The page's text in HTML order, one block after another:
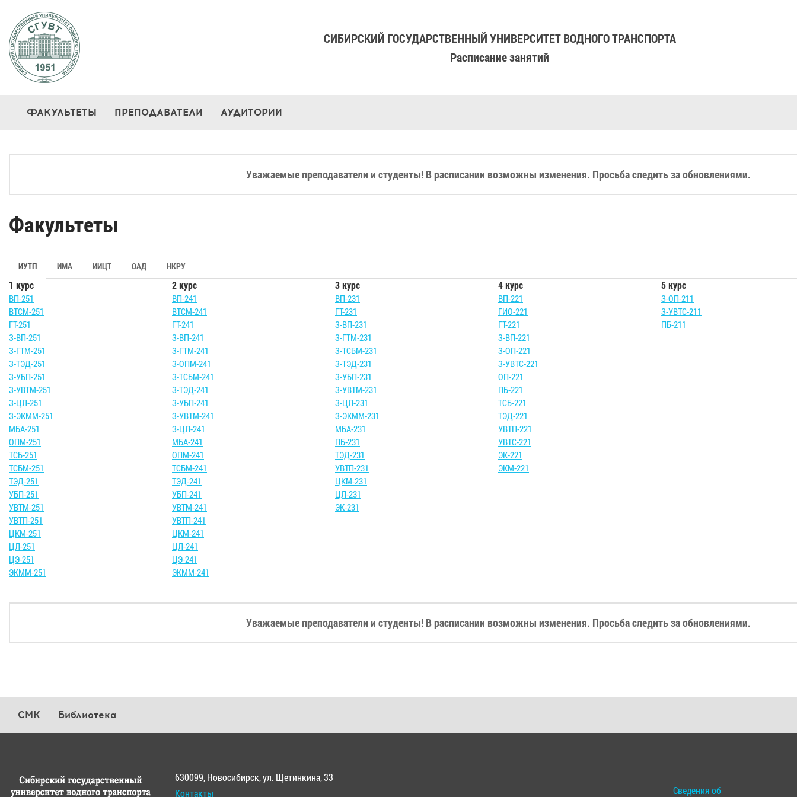
СИБИРСКИЙ ГОСУДАРСТВЕННЫЙ УНИВЕРСИТЕТ ВОДНОГО ТРАНСПОРТА
Расписание занятий
ФАКУЛЬТЕТЫ ПРЕПОДАВАТЕЛИ АУДИТОРИИ
Уважаемые преподаватели и студенты! В расписании возможны изменения. Просьба следить за обновлениями.
Факультеты
ИУТП ИМА ИИЦТ ОАД НКРУ
1 курс 2 курс 3 курс 4 курс 5 курс
ВП-251 ВП-241 ВП-231 ВП-221
З-ОП-211
ВТСМ-251
ВТСМ-241 ГТ-231 ГИО-221
З-УВТС-211
ГТ-251
ГТ-241 З-ВП-231 ГТ-221
ПБ-211
З-ВП-251
З-ВП-241 З-ГТМ-231
З-ВП-221
З-ГТМ-251
З-ГТМ-241 З-ТСБМ-231
З-ОП-221
З-ТЭД-251
З-ОПМ-241 З-ТЭД-231
З-УВТС-221
З-УБП-251
З-ТСБМ-241 З-УБП-231
ОП-221
З-УВТМ-251
З-ТЭД-241 З-УВТМ-231
ПБ-221
З-ЦЛ-251
З-УБП-241 З-ЦЛ-231
ТСБ-221
З-ЭКММ-251
З-УВТМ-241 З-ЭКММ-231
ТЭД-221
МБА-251
З-ЦЛ-241 МБА-231
УВТП-221
ОПМ-251
МБА-241 ПБ-231
УВТС-221
ТСБ-251
ОПМ-241 ТЭД-231
ЭК-221
ТСБМ-251
ТСБМ-241 УВТП-231
ЭКМ-221
ТЭД-251
ТЭД-241
ЦКМ-231
УБП-251
УБП-241
ЦЛ-231
УВТМ-251
УВТМ-241
ЭК-231
УВТП-251
УВТП-241
ЦКМ-251
ЦКМ-241
ЦЛ-251
ЦЛ-241
ЦЭ-251
ЦЭ-241
ЭКММ-251
ЭКММ-241
Уважаемые преподаватели и студенты! В расписании возможны изменения. Просьба следить за обновлениями.
СМК Библиотека
630099, Новосибирск, ул. Щетинкина, 33
Контакты
Сведения об